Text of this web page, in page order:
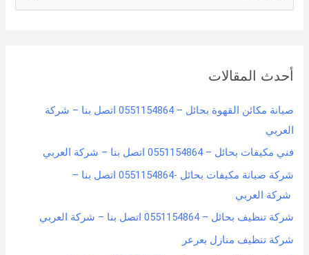
c
f
o
r
:
أحدث المقالات
صيانة مكائن القهوة بحائل – 0551154864 اتصل بنا – شركة
العربي
فني مكيفات بحائل – 0551154864 اتصل بنا – شركة العربي
شركة صيانة مكيفات بحائل -0551154864 اتصل بنا –
شركة العربي
شركة تنظيف بحائل – 0551154864 اتصل بنا – شركة العربي
شركة تنظيف منازل بعرعر